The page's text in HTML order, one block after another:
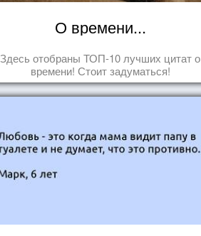
О времени...
Здесь отобраны ТОП-10 лучших цитат о
времени! Стоит задуматься!